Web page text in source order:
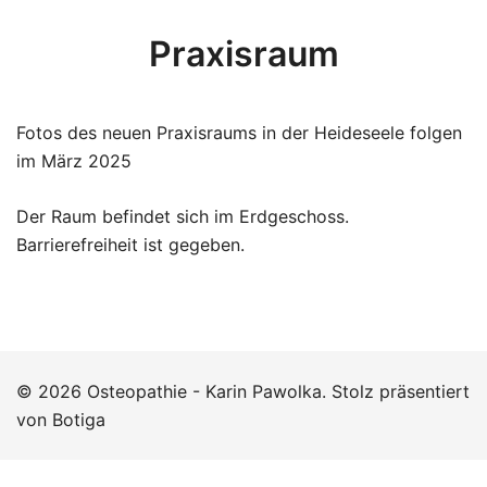
Praxisraum
Fotos des neuen Praxisraums in der Heideseele folgen
im März 2025
Der Raum befindet sich im Erdgeschoss.
Barrierefreiheit ist gegeben.
© 2026 Osteopathie - Karin Pawolka. Stolz präsentiert
von Botiga